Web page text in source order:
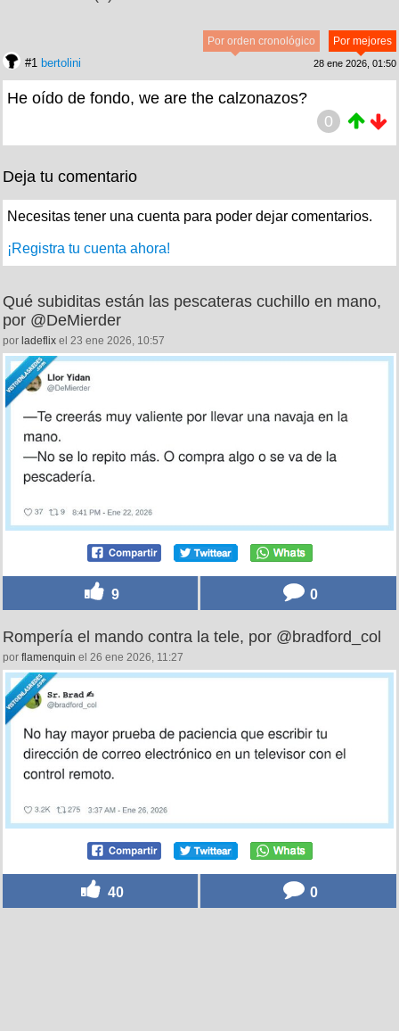
Por mejores
Por orden cronológico
#1 bertolini 28 ene 2026, 01:50
He oído de fondo, we are the calzonazos?
0
Deja tu comentario
Necesitas tener una cuenta para poder dejar comentarios.
¡Registra tu cuenta ahora!
Qué subiditas están las pescateras cuchillo en mano,
por @DeMierder
por ladeflix el 23 ene 2026, 10:57
9 0
Rompería el mando contra la tele, por @bradford_col
por flamenquin el 26 ene 2026, 11:27
40 0